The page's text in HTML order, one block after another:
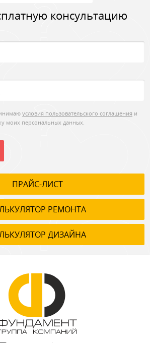
консультацию
условия пользовательского соглашения и
моих персональных данных.
ПРАЙС-ЛИСТ
РЕМОНТА
ДИЗАЙНА